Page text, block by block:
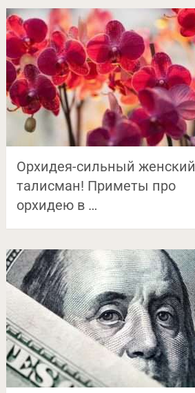
Орхидея-сильный женский
талисман! Приметы про
орхидею в …